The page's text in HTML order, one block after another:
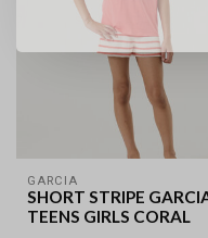
GARCIA
SHORT STRIPE
TEENS GIRLS CORAL